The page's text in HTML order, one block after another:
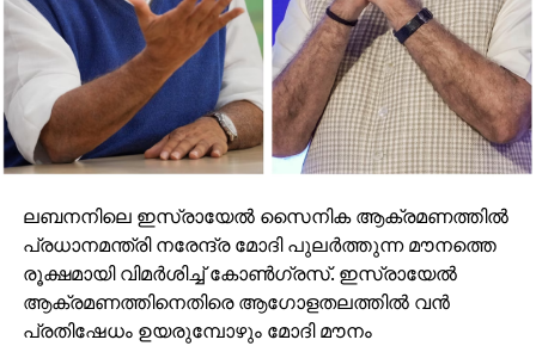
ADVERTISEMENT
ലബനനിലെ ഇസ്രായേല്‍ സൈനിക ആക്രമണത്തില്‍
പ്രധാനമന്ത്രി നരേന്ദ്ര മോദി പുലര്‍ത്തുന്ന മൗനത്തെ
രൂക്ഷമായി വിമര്‍ശിച്ച് കോണ്‍ഗ്രസ്. ഇസ്രായേല്‍
ആക്രമണത്തിനെതിരെ ആഗോളതലത്തില്‍ വന്‍
പ്രതിഷേധം ഉയരുമ്പോഴും മോദി മൗനം